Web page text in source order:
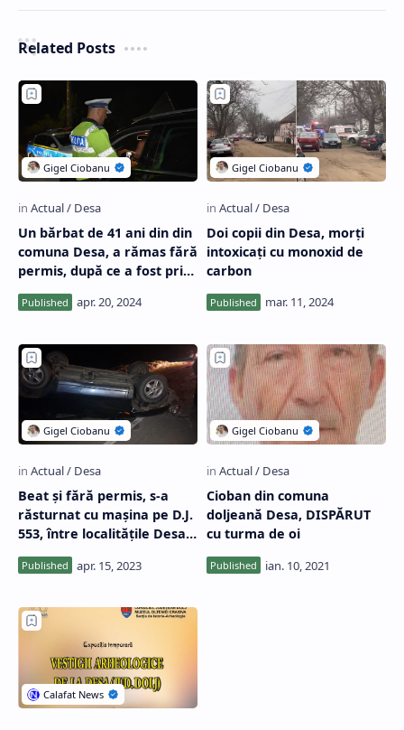
Related Posts
Un bărbat de 41 ani din din
comuna Desa, a rămas fără
permis, după ce a fost prins
Doi copii din Desa, morți
intoxicați cu monoxid de
carbon
Beat și fără permis, s-a
răsturnat cu mașina pe D.J.
553, între localitățile Desa
și Poiana Mare
Cioban din comuna
doljeană Desa, DISPĂRUT
cu turma de oi